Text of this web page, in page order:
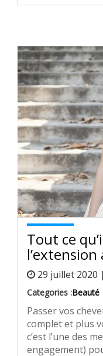
Tout ce
l’extension
29 juillet 2020 |
Categories :Beauté
Passer vos
complet et plus
c’est l’une des
engagement)